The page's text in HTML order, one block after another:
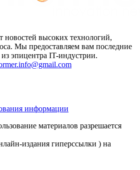
новостей высоких технологий,
Мы предоставляем вам последние
эпицентра IT-индустрии.
информации
материалов разрешается
издания гиперссылки ) на